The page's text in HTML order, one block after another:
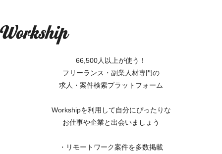
66,500人以上が使う！
フリーランス・副業人材専門の
求人・案件検索プラットフォーム
Workshipを利用して自分にぴったりな
お仕事や企業と出会いましょう
・リモートワーク案件を多数掲載